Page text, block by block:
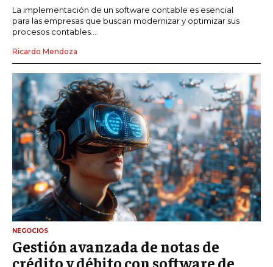
La implementación de un software contable es esencial
para las empresas que buscan modernizar y optimizar sus
procesos contables....
Ricardo Mendoza
NEGOCIOS
Gestión avanzada de notas de
crédito y débito con software de